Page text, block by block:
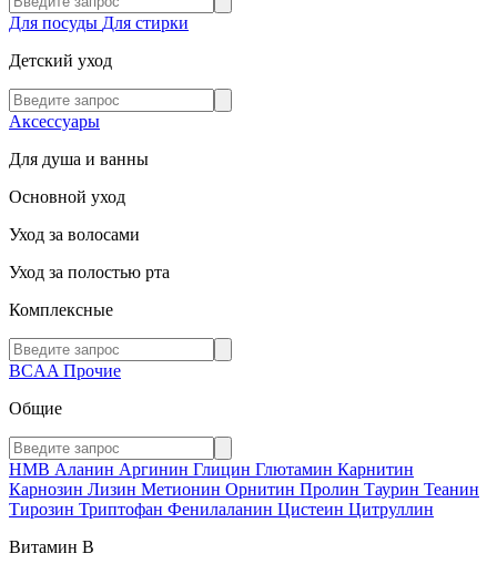
Для посуды Для стирки
Детский уход
Аксессуары
Для душа и ванны
Основной уход
Уход за волосами
Уход за полостью рта
Комплексные
BCAA Прочие
Общие
HMB Аланин Аргинин Глицин Глютамин Карнитин
Карнозин Лизин Метионин Орнитин Пролин Таурин Теанин
Тирозин Триптофан Фенилаланин Цистеин Цитруллин
Витамин В